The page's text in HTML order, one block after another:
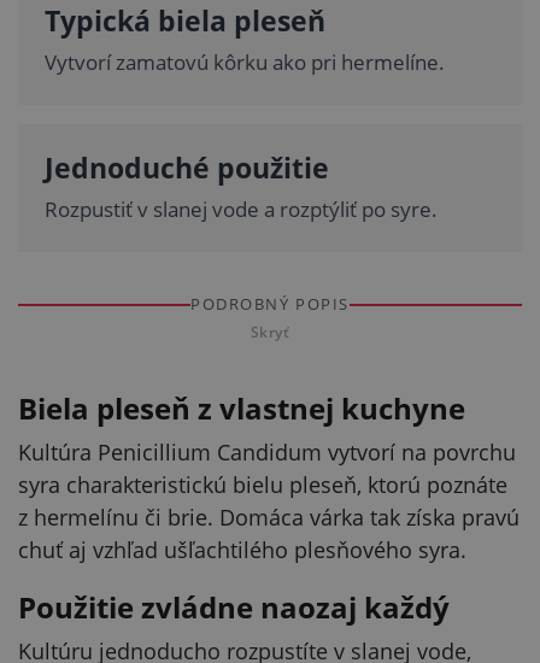
Typická biela pleseň
Vytvorí zamatovú kôrku ako pri hermelíne.
Jednoduché použitie
Rozpustiť v slanej vode a rozptýliť po syre.
PODROBNÝ POPIS
Skryť
Biela pleseň z vlastnej kuchyne
Kultúra Penicillium Candidum vytvorí na povrchu
syra charakteristickú bielu pleseň, ktorú poznáte
z hermelínu či brie. Domáca várka tak získa pravú
chuť aj vzhľad ušľachtilého plesňového syra.
Použitie zvládne naozaj každý
Kultúru jednoducho rozpustíte v slanej vode,